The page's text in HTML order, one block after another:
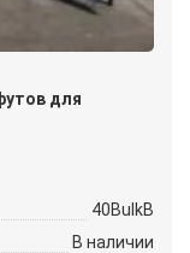
для
40BulkB
В наличии